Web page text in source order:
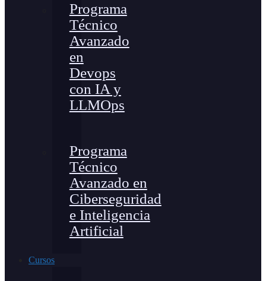
Programa
Técnico
Avanzado
en
Devops
con IA y
LLMOps
Programa
Técnico
Avanzado en
Ciberseguridad
e Inteligencia
Artificial
Cursos